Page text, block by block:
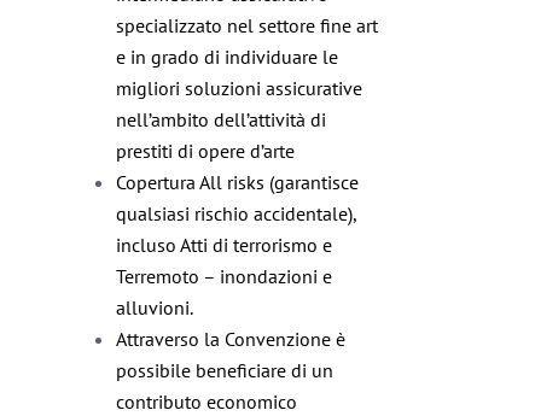
specializzato nel settore fine art
e in grado di individuare le
migliori soluzioni assicurative
nell’ambito dell’attività di
prestiti di opere d’arte
Copertura All risks (garantisce
qualsiasi rischio accidentale),
incluso Atti di terrorismo e
Terremoto – inondazioni e
alluvioni.
Attraverso la Convenzione è
possibile beneficiare di un
contributo economico